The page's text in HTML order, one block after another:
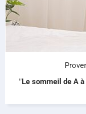
"Le sommeil de A